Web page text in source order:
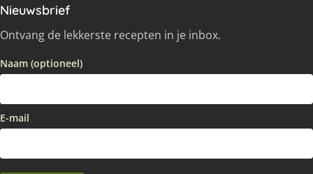
Nieuwsbrief
Ontvang de lekkerste recepten in je inbox.
Naam (optioneel)
E-mail